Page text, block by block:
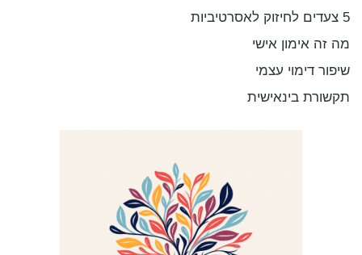
5 צעדים לחיזוק לאסרטיביות
מה זה אימון אישי
שיפור דימוי עצמי
תקשורת בינאישית